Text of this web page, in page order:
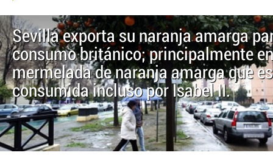
Sevilla exporta su naranja amarga
consumo británico; principalmente
mermelada de naranja amarga que es
consumida incluso por Isabel II.